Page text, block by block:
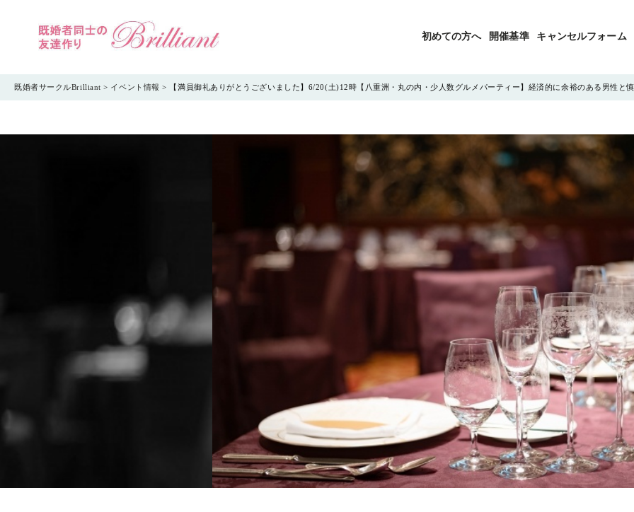
初めての方へ 開催基準 キャンセルフォーム
既婚者サークルBrilliant > イベント情報 > 【満員御礼ありがとうございました】6/20(土)12時【八重洲・丸の内・少人数グルメパーティー】経済的に余裕のある男性と